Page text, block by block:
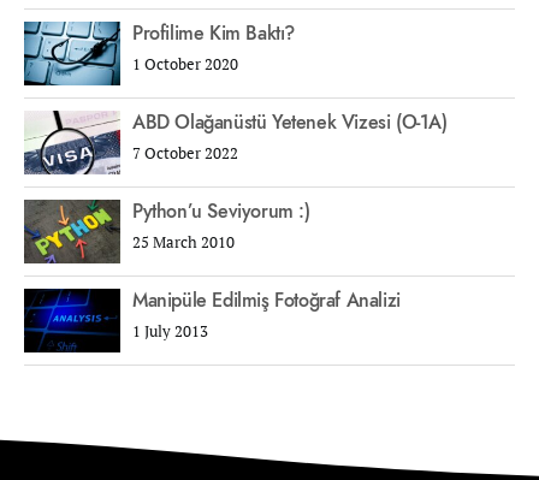
Profilime Kim Baktı?
1 October 2020
ABD Olağanüstü Yetenek Vizesi (O-1A)
7 October 2022
Python’u Seviyorum :)
25 March 2010
Manipüle Edilmiş Fotoğraf Analizi
1 July 2013